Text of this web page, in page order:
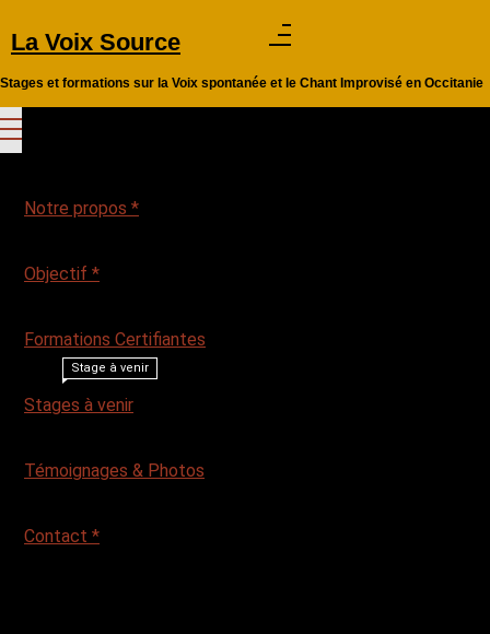
au
contenu
La Voix Source
Stages et formations sur la Voix spontanée et le Chant Improvisé en Occitanie
Notre propos *
Objectif *
Formations Certifiantes
Stages à venir
Stage à venir
Témoignages & Photos
Contact *